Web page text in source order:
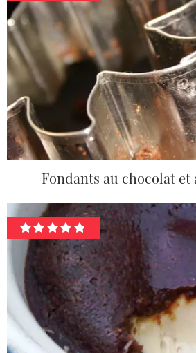
Fondants au chocolat et